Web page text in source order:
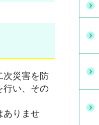
次災害を防
行い、その
ありませ